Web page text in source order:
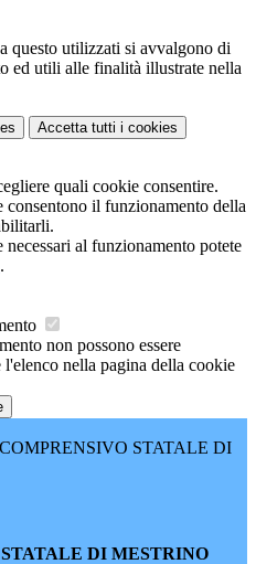
questo utilizzati si avvalgono di
ed utili alle finalità illustrate nella
Accetta tutti i cookies
quali cookie consentire.
consentono il funzionamento della
al funzionamento potete
.
non possono essere
nella pagina della cookie
STATALE DI
DI MESTRINO